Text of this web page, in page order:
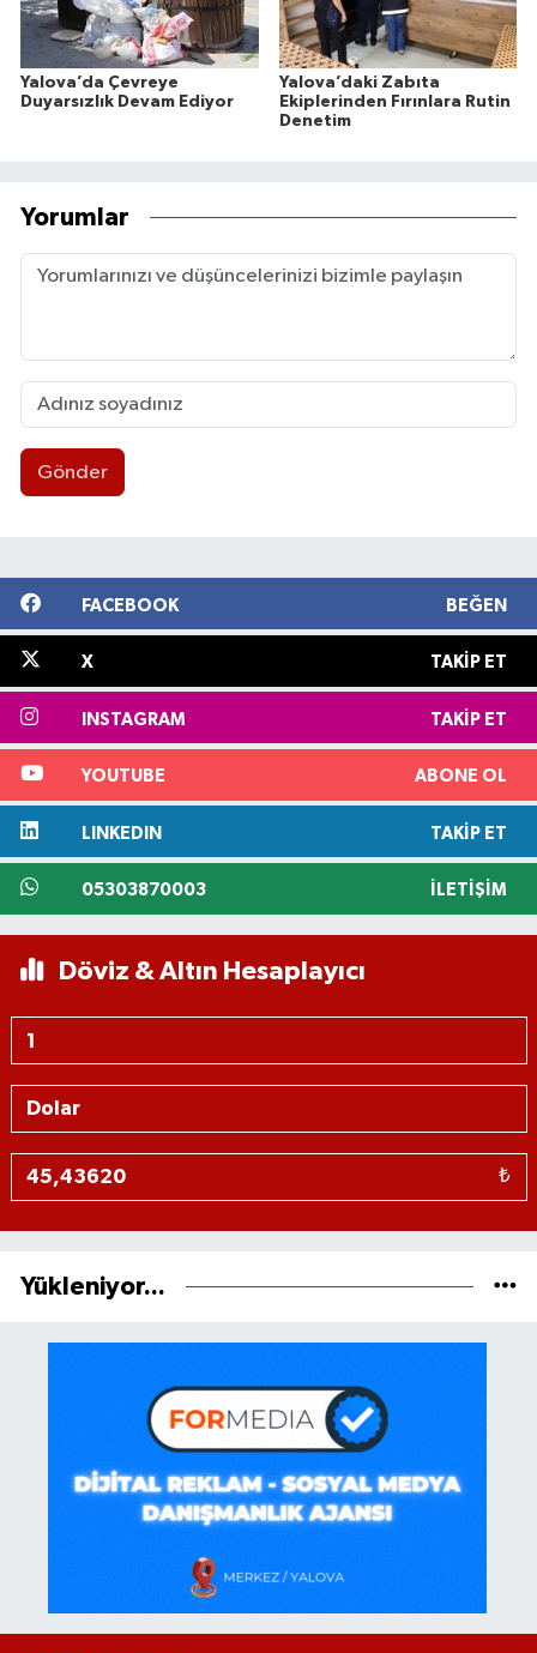
Yalova’da Çevreye
Duyarsızlık Devam Ediyor
Yalova’daki Zabıta
Ekiplerinden Fırınlara Rutin
Denetim
Yorumlar
Gönder
FACEBOOK BEĞEN
X TAKIP ET
INSTAGRAM TAKIP ET
YOUTUBE ABONE OL
LINKEDIN TAKIP ET
05303870003 İLETIŞIM
Döviz & Altın Hesaplayıcı
₺
Yükleniyor...